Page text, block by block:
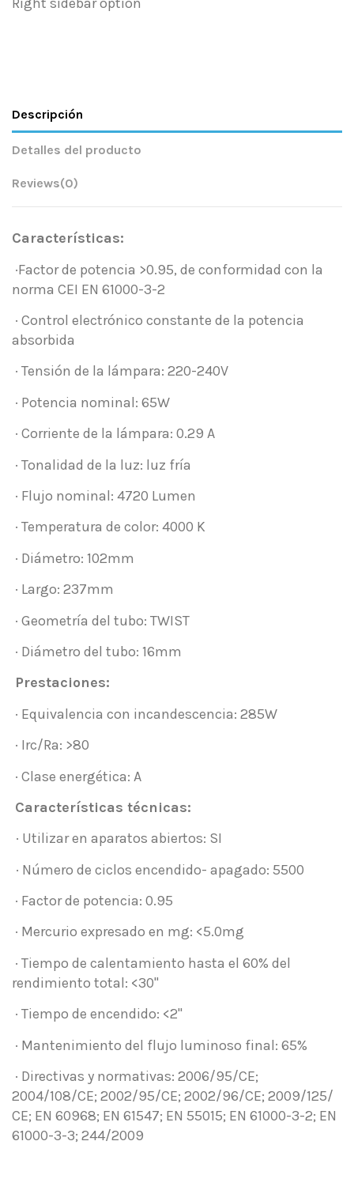
Descripción
Detalles del producto
Reviews(0)
Características:
·Factor de potencia >0.95, de conformidad con la
norma CEI EN 61000-3-2
· Control electrónico constante de la potencia
absorbida
· Tensión de la lámpara: 220-240V
· Potencia nominal: 65W
· Corriente de la lámpara: 0.29 A
· Tonalidad de la luz: luz fría
· Flujo nominal: 4720 Lumen
· Temperatura de color: 4000 K
· Diámetro: 102mm
· Largo: 237mm
· Geometría del tubo: TWIST
· Diámetro del tubo: 16mm
Prestaciones:
· Equivalencia con incandescencia: 285W
· Irc/Ra: >80
· Clase energética: A
Características técnicas:
· Utilizar en aparatos abiertos: SI
· Número de ciclos encendido- apagado: 5500
· Factor de potencia: 0.95
· Mercurio expresado en mg: <5.0mg
· Tiempo de calentamiento hasta el 60% del
rendimiento total: <30"
· Tiempo de encendido: <2"
· Mantenimiento del flujo luminoso final: 65%
· Directivas y normativas: 2006/95/CE;
2004/108/CE; 2002/95/CE; 2002/96/CE; 2009/125/
CE; EN 60968; EN 61547; EN 55015; EN 61000-3-2; EN
61000-3-3; 244/2009